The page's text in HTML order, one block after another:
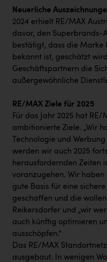
Neuerliche
2024 erhielt RE/MAX
davor, den Superbrands-
bestätigt, dass die Marke
bekannt ist, geschätzt
Geschäftspartnern die
außergewöhnliche
RE/MAX Ziele für 2025
Für das Jahr 2025 hat
ambitionierte Ziele. „Wir
Technologie und
werden wir auch 2025
herausfordernden Zeiten
voranzugehen. Wir haben
gute Basis für eine
geschaffen und die
Reikersdorfer und „wir
auch künftig optimieren
ausschöpfen.“
Das RE/MAX
ausgebaut. In wenigen